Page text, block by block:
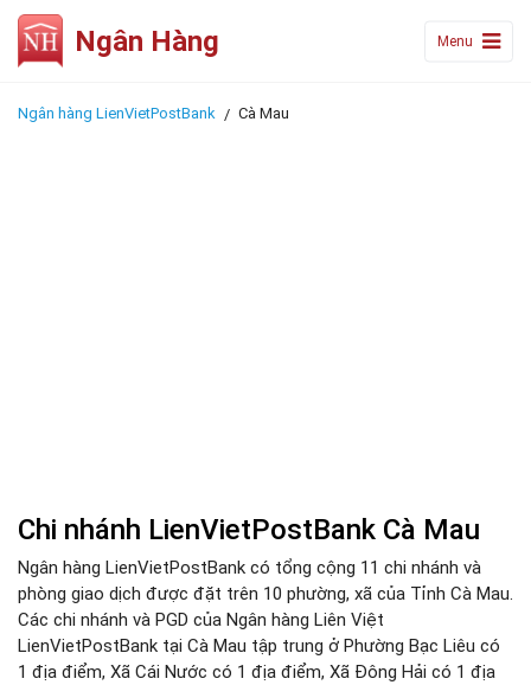
Ngân Hàng Menu
Ngân hàng LienVietPostBank Cà Mau
Chi nhánh LienVietPostBank Cà Mau
Ngân hàng LienVietPostBank có tổng cộng 11 chi nhánh và
phòng giao dịch được đặt trên 10 phường, xã của Tỉnh Cà Mau.
Các chi nhánh và PGD của Ngân hàng Liên Việt
LienVietPostBank tại Cà Mau tập trung ở Phường Bạc Liêu có
1 địa điểm, Xã Cái Nước có 1 địa điểm, Xã Đông Hải có 1 địa